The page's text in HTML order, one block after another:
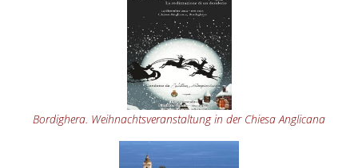
Bordighera. Weihnachtsveranstaltung in der Chiesa Anglicana